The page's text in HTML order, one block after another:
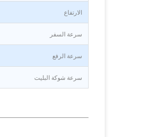
الارتفاع
سرعة السفر
سرعة الرفع
سرعة شوكة البليت